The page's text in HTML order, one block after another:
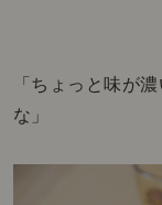
「ちょっと味が
な」